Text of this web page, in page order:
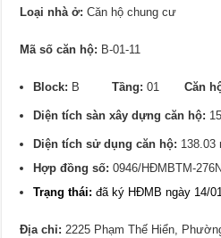
Loại nhà ở: Căn hộ chung cư
Mã số căn hộ: B-01-11
Block: BTầng:01Căn
Diện tích sàn xây dựng căn hộ:
Diện tích sử dụng căn hộ: 138.03
Hợp đồng số:0946/HĐMBTM-
Trạng thái:đã ký HĐMB ngày 14/
Địa chỉ: 2225 Phạm Thế Hiển,